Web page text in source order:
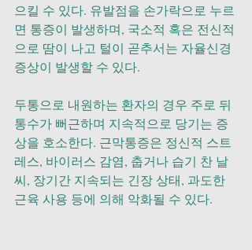
으킬 수 있다. 유발점을 손가락으로 누르
면 통증이 발생하며, 국소적 혹은 전신적
으로 땀이 나고 털이 곧추서는 자율신경
증상이 발생할 수 있다.
두통으로 내원하는 환자의 경우 주로 뒤
통수가 뻐근하며 지속적으로 당기는 증
상을 호소한다. 근막통증은 정신적 스트
레스, 바이러스 감염, 춥거나 습기 찬 날
씨, 장기간 지속되는 긴장 상태, 과도한
근육 사용 등에 의해 악화될 수 있다.